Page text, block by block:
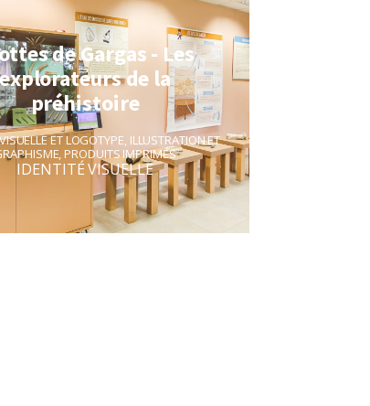
de Gargas - Les
de la
préhistoire
ET LOGOTYPE, ILLUSTRATION ET
,PRODUITS IMPRIMÉS
IDENTITÉ VISUELLE